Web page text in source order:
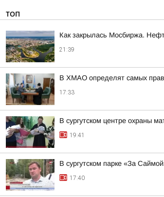
ТОП
Как закрылась Мосбиржа.
21:39
В ХМАО определят самых
17:33
В сургутском центре охраны
19:41
В сургутском парке «За
17:40